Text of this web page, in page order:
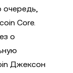
очередь,
Core.
о
Джексон